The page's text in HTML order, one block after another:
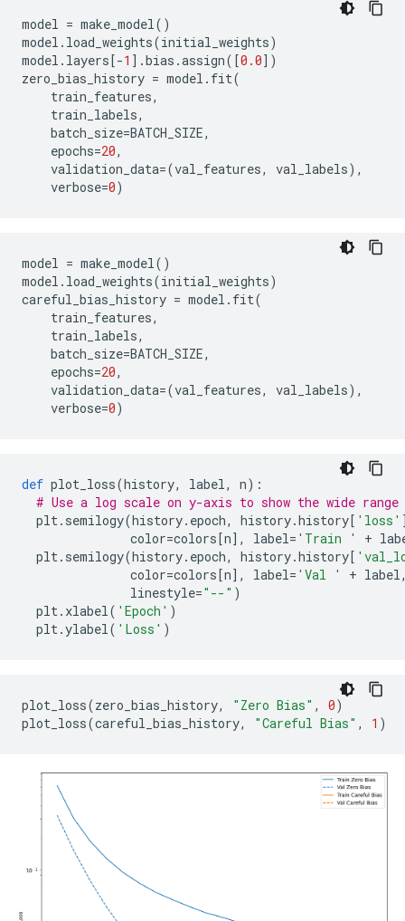
model = make_model()
model . load_weights(initial_weights)
model . layers[-1 ].bias .assign([0.0])
zero_bias_history = model . fit(
train_features,
train_labels,
batch_size=BATCH_SIZE,
epochs=20,
validation_data=(val_features, val_labels),
verbose=0)
model = make_model()
model . load_weights(initial_weights)
careful_bias_history = model . fit(
train_features,
train_labels,
batch_size=BATCH_SIZE,
epochs=20,
validation_data=(val_features, val_labels),
verbose=0)
def plot_loss(history, label, n):
# Use a log scale on y-axis to show the wide
plt. semilogy(history. epoch, history.history[ 'loss'
color=colors[n], label= 'Train ' +
plt. semilogy(history. epoch, history.history[
color=colors[n], label= 'Val ' + label
linestyle="--" )
plt. xlabel( 'Epoch' )
plt.ylabel( 'Loss' )
plot_loss(zero_bias_history, "Zero Bias" , 0)
plot_loss(careful_bias_history, "Careful Bias" , 1 )